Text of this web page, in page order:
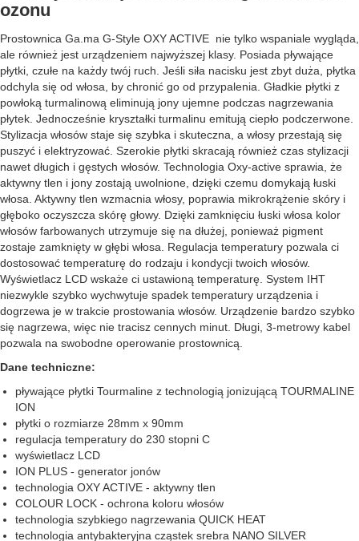
ozonu
Prostownica Ga.ma G-Style OXY ACTIVE nie tylko wspaniale wygląda,
ale również jest urządzeniem najwyższej klasy. Posiada pływające
płytki, czułe na każdy twój ruch. Jeśli siła nacisku jest zbyt duża, płytka
odchyla się od włosa, by chronić go od przypalenia. Gładkie płytki z
powłoką turmalinową eliminują jony ujemne podczas nagrzewania
płytek. Jednocześnie kryształki turmalinu emitują ciepło podczerwone.
Stylizacja włosów staje się szybka i skuteczna, a włosy przestają się
puszyć i elektryzować. Szerokie płytki skracają również czas stylizacji
nawet długich i gęstych włosów. Technologia Oxy-active sprawia, że
aktywny tlen i jony zostają uwolnione, dzięki czemu domykają łuski
włosa. Aktywny tlen wzmacnia włosy, poprawia mikrokrążenie skóry i
głęboko oczyszcza skórę głowy. Dzięki zamknięciu łuski włosa kolor
włosów farbowanych utrzymuje się na dłużej, ponieważ pigment
zostaje zamknięty w głębi włosa. Regulacja temperatury pozwala ci
dostosować temperaturę do rodzaju i kondycji twoich włosów.
Wyświetlacz LCD wskaże ci ustawioną temperaturę. System IHT
niezwykle szybko wychwytuje spadek temperatury urządzenia i
dogrzewa je w trakcie prostowania włosów. Urządzenie bardzo szybko
się nagrzewa, więc nie tracisz cennych minut. Długi, 3-metrowy kabel
pozwala na swobodne operowanie prostownicą.
Dane techniczne:
pływające płytki Tourmaline z technologią jonizującą TOURMALINE
ION
płytki o rozmiarze 28mm x 90mm
regulacja temperatury do 230 stopni C
wyświetlacz LCD
ION PLUS - generator jonów
technologia OXY ACTIVE - aktywny tlen
COLOUR LOCK - ochrona koloru włosów
technologia szybkiego nagrzewania QUICK HEAT
technologia antybakteryjna cząstek srebra NANO SILVER